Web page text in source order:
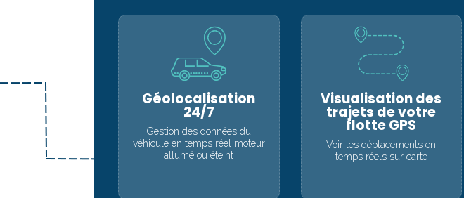
Géolocalisation
24/7
Gestion des données du
véhicule en temps réel moteur
allumé ou éteint
Visualisation des
trajets de votre
flotte GPS
Voir les déplacements en
temps réels sur carte